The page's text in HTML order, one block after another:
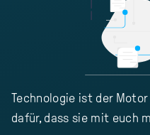
Technologie ist der
dafür, dass sie mit euch